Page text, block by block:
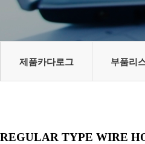
제품카다로그 부품리
REGULAR TYPE WIRE